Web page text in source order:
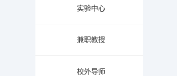
实验中心
兼职教授
校外导师